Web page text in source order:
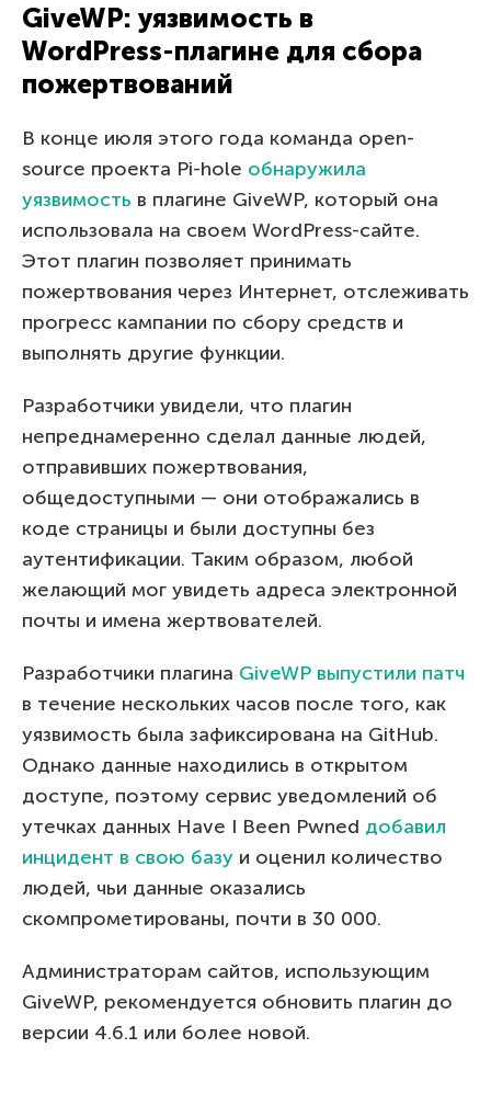
GiveWP: уязвимость в
WordPress‑плагине для сбора
пожертвований
В конце июля этого года команда open-
source проекта Pi-hole обнаружила
уязвимость в плагине GiveWP, который она
использовала на своем WordPress-сайте.
Этот плагин позволяет принимать
пожертвования через Интернет, отслеживать
прогресс кампании по сбору средств и
выполнять другие функции.
Разработчики увидели, что плагин
непреднамеренно сделал данные людей,
отправивших пожертвования,
общедоступными — они отображались в
коде страницы и были доступны без
аутентификации. Таким образом, любой
желающий мог увидеть адреса электронной
почты и имена жертвователей.
Разработчики плагина GiveWP выпустили патч
в течение нескольких часов после того, как
уязвимость была зафиксирована на GitHub.
Однако данные находились в открытом
доступе, поэтому сервис уведомлений об
утечках данных Have I Been Pwned добавил
инцидент в свою базу и оценил количество
людей, чьи данные оказались
скомпрометированы, почти в 30 000.
Администраторам сайтов, использующим
GiveWP, рекомендуется обновить плагин до
версии 4.6.1 или более новой.